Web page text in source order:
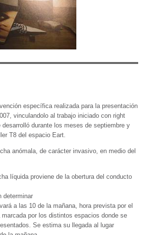
específica realizada para la presentación
vinculandolo al trabajo iniciado con right
durante los meses de septiembre y
T8 del espacio Eart.
anómala, de carácter invasivo, en medio del
líquida proviene de la obertura del conducto
determinar
a las 10 de la mañana, hora prevista por el
marcada por los distintos espacios donde se
Se estima su llegada al lugar